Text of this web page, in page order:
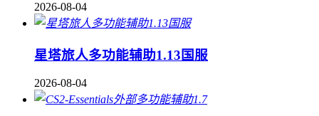
2026-08-04
星塔旅人多功能辅助1.13国服
2026-08-04